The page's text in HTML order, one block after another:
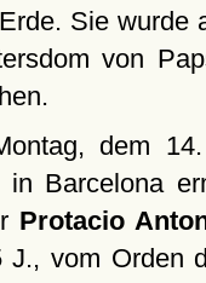
Sie wurde
von
dem 14.
in Barcelona
Protacio
J., vom Orden